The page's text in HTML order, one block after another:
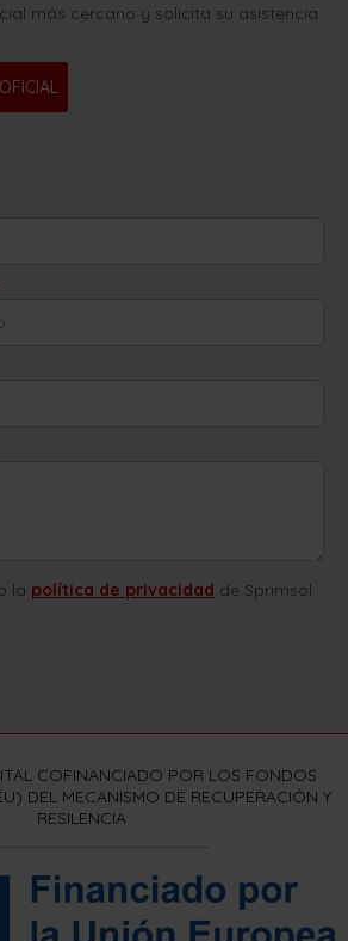
más cercano y solicita su asistencia
la política de privacidad de Sprimsol
COFINANCIADO POR LOS FONDOS
DEL MECANISMO DE RECUPERACIÓN Y
RESILENCIA